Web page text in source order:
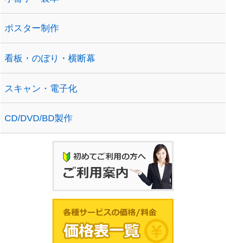
ポスター制作
看板・のぼり・横断幕
スキャン・電子化
CD/DVD/BD製作